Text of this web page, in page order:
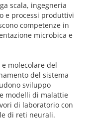
scala, ingegneria
e processi produttivi
competenze in
microbica e
molecolare del
del sistema
sviluppo
modelli di malattie
di laboratorio con
di reti neurali.